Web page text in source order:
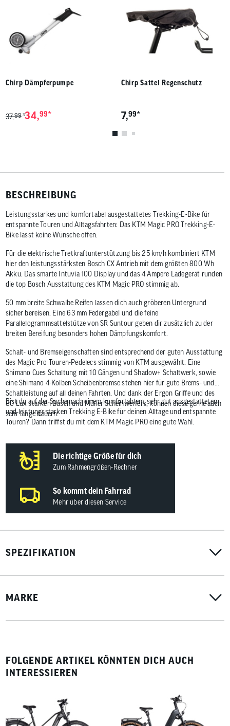
Chirp Dämpferpumpe
37,99 334,99*
Chirp Sattel Regenschutz
7,99*
BESCHREIBUNG
Leistungsstarkes und komfortabel ausgestattetes Trekking-E-Bike für
entspannte Touren und Alltagsfahrten: Das KTM Magic PRO Trekking-E-
Bike lässt keine Wünsche offen.
Für die elektrische Tretkraftunterstützung bis 25 km/h kombiniert KTM
hier den leistungsstärksten Bosch CX Antrieb mit dem größten 800 Wh
Akku. Das smarte Intuvia 100 Display und das 4 Ampere Ladegerät runden
die top Bosch Ausstattung des KTM Magic PRO stimmig ab.
50 mm breite Schwalbe Reifen lassen dich auch gröberen Untergrund
sicher bereisen. Eine 63 mm Federgabel und die feine
Parallelogrammsattelstütze von SR Suntour geben dir zusätzlich zu der
breiten Bereifung besonders hohen Dämpfungskomfort.
Schalt- und Bremseigenschaften sind entsprechend der guten Ausstattung
des Magic Pro Touren-Pedelecs stimmig von KTM ausgewählt. Eine
Shimano Cues Schaltung mit 10 Gängen und Shadow+ Schaltwerk, sowie
eine Shimano 4-Kolben Scheibenbremse stehen hier für gute Brems- und
Schaltleistung auf all deinen Fahrten. Und dank der Ergon Griffe und des
80 Lux starken Busch und Müller Scheinwerfers, können diese gerne auch
sehr lange dauern.
Bist du auf der Suche nach einem komfortablem, sehr gut ausgestatteten
und leistungsstarken Trekking E-Bike für deinen Alltage und entspannte
Touren? Dann triffst du mit dem KTM Magic PRO eine gute Wahl.
Die richtige Größe für dich
Zum Rahmengrößen-Rechner
So kommt dein Fahrrad
Mehr über diesen Service
SPEZIFIKATION
MARKE
FOLGENDE ARTIKEL KÖNNTEN DICH AUCH
INTERESSIEREN